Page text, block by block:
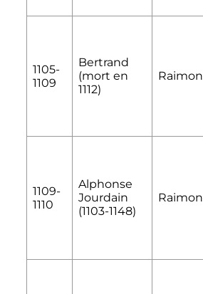
1105-
1109
Bertrand
(mort en
1112)
1109-
1110
Alphonse
Jourdain
(1103-1148)